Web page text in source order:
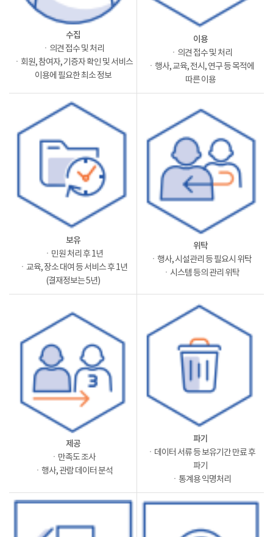
수집
ㆍ의견 접수 및 처리
ㆍ회원, 참여자, 기증자 확인 및 서비스
이용에 필요한 최소 정보
이용
ㆍ의견 접수 및 처리
ㆍ행사, 교육, 전시, 연구 등 목적에
따른 이용
보유
ㆍ민원 처리 후 1년
ㆍ교육, 장소 대여 등 서비스 후 1년
(결재정보는 5년)
위탁
ㆍ행사, 시설관리 등 필요시 위탁
ㆍ시스템 등의 관리 위탁
제공
ㆍ만족도 조사
ㆍ행사, 관람 데이터 분석
파기
ㆍ데이터 서류 등 보유기간 만료 후
파기
ㆍ통계용 익명처리